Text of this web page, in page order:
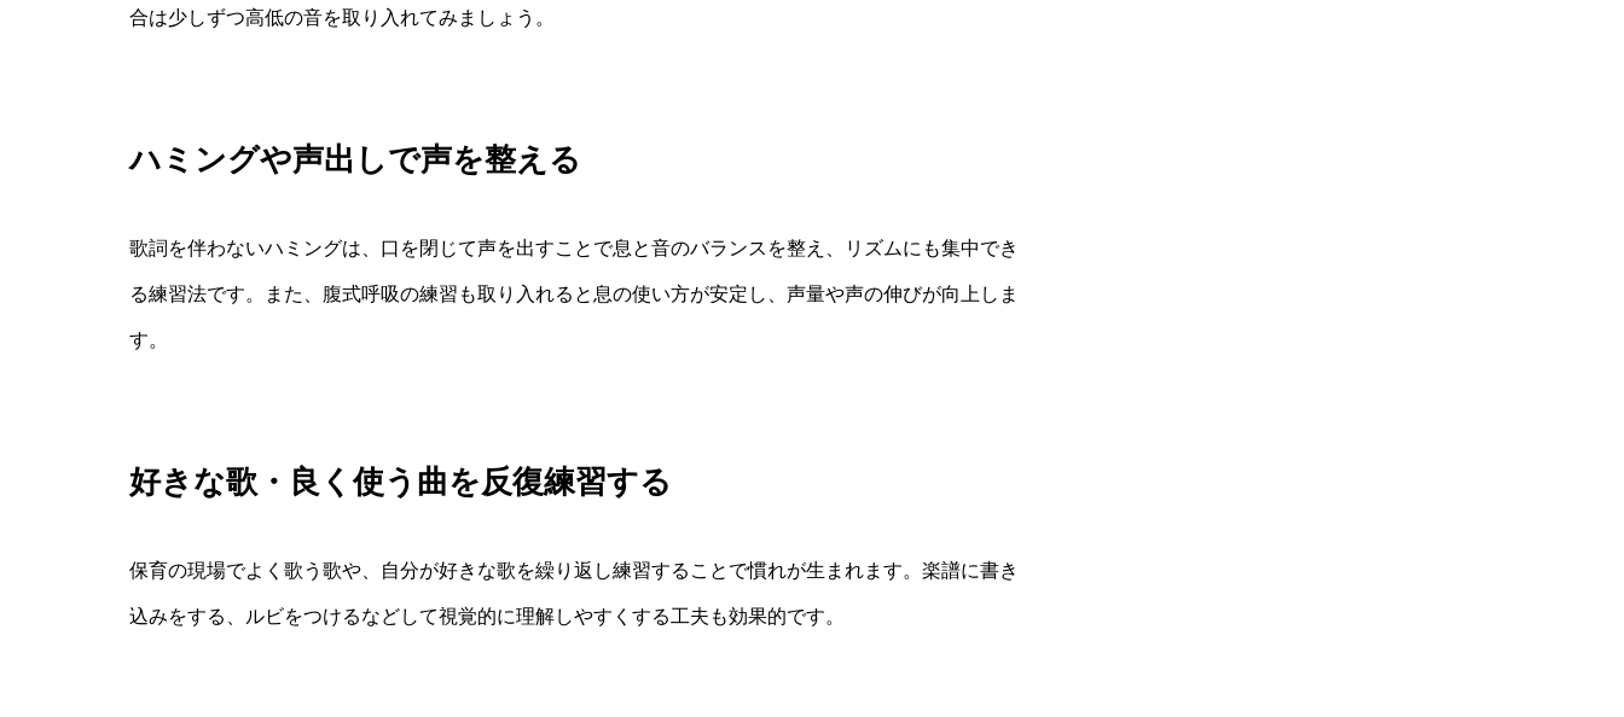
合は少しずつ高低の音を取り入れてみましょう。
ハミングや声出しで声を整える
歌詞を伴わないハミングは、口を閉じて声を出すことで息と音のバランスを整え、リズムにも集中でき
る練習法です。また、腹式呼吸の練習も取り入れると息の使い方が安定し、声量や声の伸びが向上しま
す。
好きな歌・良く使う曲を反復練習する
保育の現場でよく歌う歌や、自分が好きな歌を繰り返し練習することで慣れが生まれます。楽譜に書き
込みをする、ルビをつけるなどして視覚的に理解しやすくする工夫も効果的です。